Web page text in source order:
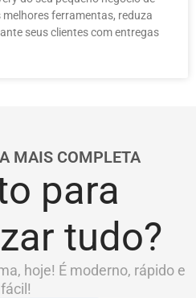
ferramentas, reduza
seus clientes com entregas
MAIS COMPLETA
para
tudo?
hoje! É moderno, rápido e
fácil!